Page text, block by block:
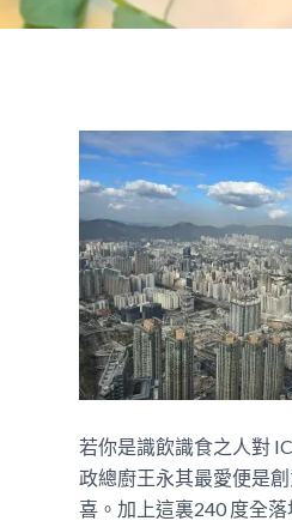
若你是識飲識食之人對
政總廚王永其最愛便是
喜。加上這裏240 度全